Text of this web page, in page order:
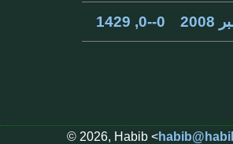
0--0, 1429
© 2026, Habib <